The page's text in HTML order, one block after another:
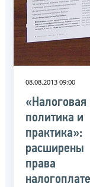
08.08.2013 09:00
«Налоговая
политика и
практика»:
расширены
права